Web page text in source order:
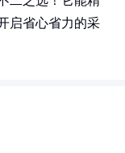
启省心省力的采